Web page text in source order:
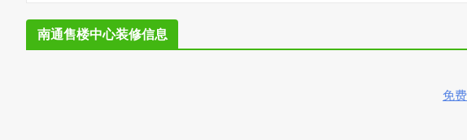
南通售楼中心装修信息
免